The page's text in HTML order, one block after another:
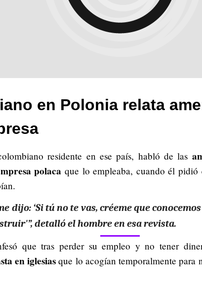
en Polonia relata
residente en ese país, habló de las
polaca que lo empleaba, cuando él pidió
dijo: ‘Si tú no te vas, créeme que
detalló el hombre en esa revista.
que tras perder su empleo y no tener
en iglesias que lo acogían temporalmente para